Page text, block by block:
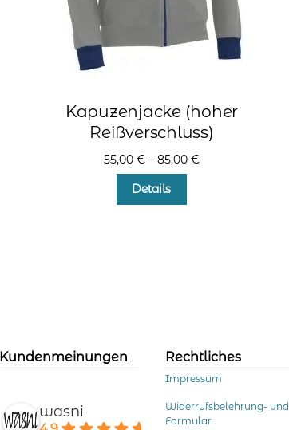
Kapuzenjacke (hoher
Reißverschluss)
55,00 €– 85,00 €
Details
der
Produktseite
gewählt
werden
Kundenmeinungen
wasni
Rechtliches
Impressum
Widerrufsbelehrung- und
Formular